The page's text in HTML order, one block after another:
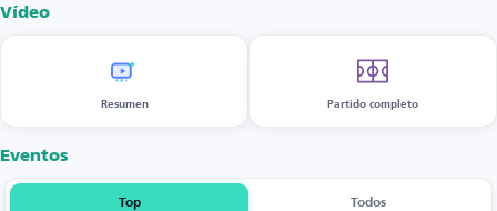
Vídeo
Resumen Partido completo
Eventos
Top Todos